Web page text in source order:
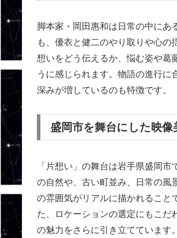
脚本家・岡田惠和は日常の中にあ
も、優衣と健二のやり取りや心
想いをどう伝えるか、悩む姿や葛
うに感じられます。物語の進行
深みが増しているのも特徴です。
盛岡市を舞台にした映
「片想い」の舞台は岩手県盛岡
の自然や、古い町並み、日常の風
の雰囲気がリアルに描かれること
た、ロケーションの選定にもこだ
の魅力をさらに引き立てています。